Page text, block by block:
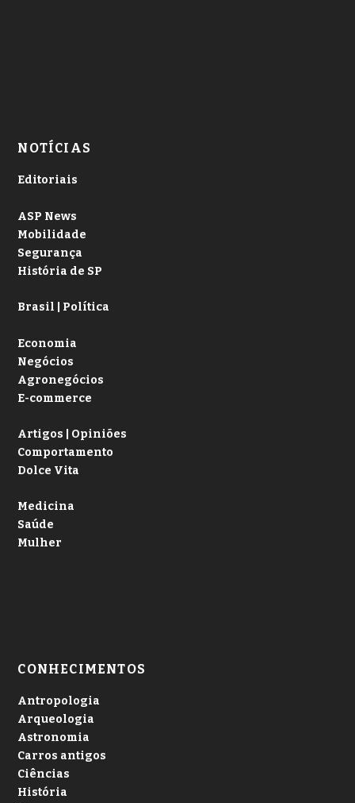
NOTÍCIAS
Editoriais
ASP News
Mobilidade
Segurança
História de SP
Brasil | Política
Economia
Negócios
Agronegócios
E-commerce
Artigos | Opiniões
Comportamento
Dolce Vita
Medicina
Saúde
Mulher
CONHECIMENTOS
Antropologia
Arqueologia
Astronomia
Carros antigos
Ciências
História